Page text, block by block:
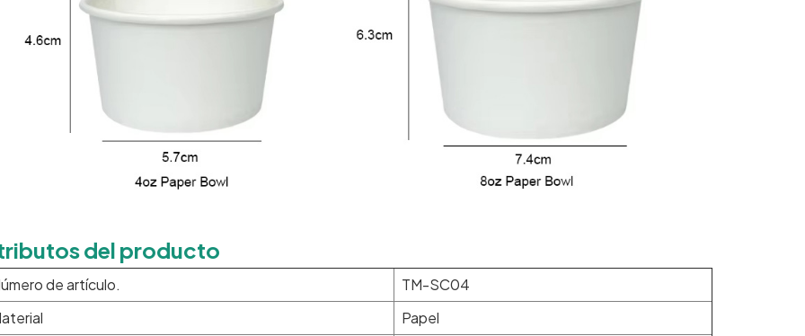
del producto
de artículo.
TM-SC04
Papel